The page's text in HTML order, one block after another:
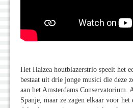
Het Haizea houtblazerstrio speelt het
bestaat uit drie jonge musici die deze
aan het Amsterdams Conservatorium.
Spanje, maar ze zagen elkaar voor